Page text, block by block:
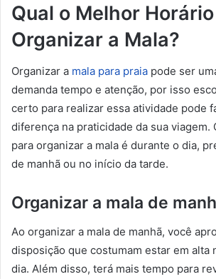
Qual o Melhor
Organizar a Mala?
Organizar a mala para praia pode ser
demanda tempo e atenção, por isso
certo para realizar essa atividade pode
diferença na praticidade da sua viagem.
para organizar a mala é durante o dia,
de manhã ou no início da tarde.
Organizar a mala de
Ao organizar a mala de manhã, você
disposição que costumam estar em alta
dia. Além disso, terá mais tempo para